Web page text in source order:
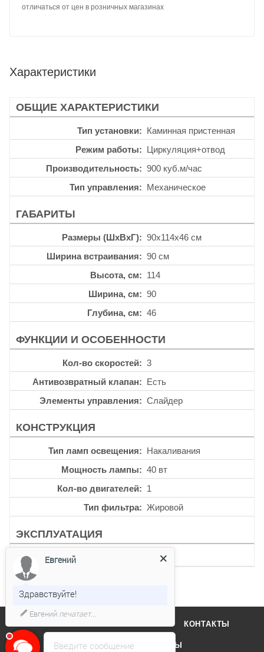
отличаться от цен в розничных магазинах
Характеристики
ОБЩИЕ ХАРАКТЕРИСТИКИ
Тип установки
Каминная пристенная
Режим работы
Циркуляция+отвод
Производительность
900 куб.м/час
Тип управления
Механическое
ГАБАРИТЫ
Размеры (ШхВхГ)
90x114x46 см
Ширина встраивания
90 см
Высота, см
114
Ширина, см
90
Глубина, см
46
ФУНКЦИИ И ОСОБЕННОСТИ
Кол-во скоростей
3
Антивозвратный клапан
Есть
Элементы управления
Слайдер
КОНСТРУКЦИЯ
Тип ламп освещения
Накаливания
Мощность лампы
40 вт
Кол-во двигателей
1
Тип фильтра
Жировой
ЭКСПЛУАТАЦИЯ
58 дб
О КОМПАНИИ ОТЗЫВЫ КОНТАКТЫ
КАТАЛОГ БРЕНДЫ
Введите сообщение
Евгений
Здравствуйте!
Евгенийпечатает...